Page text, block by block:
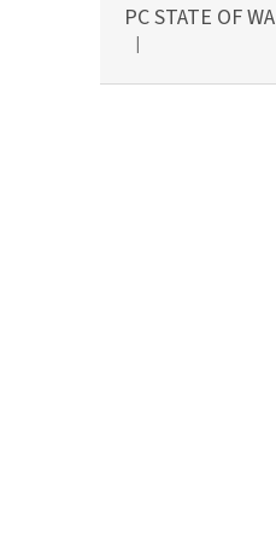
PC STATE OF
Hodnotenie
|